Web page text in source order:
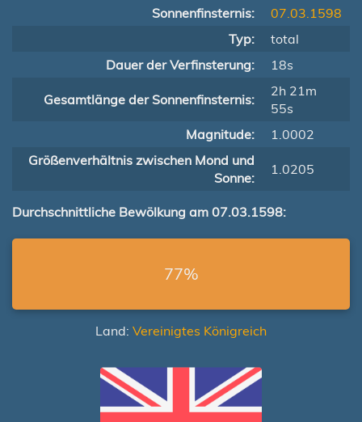
Sonnenfinsternis:
07.03.1598
Typ:
total
Dauer der Verfinsterung:
18s
Gesamtlänge der Sonnenfinsternis:
2h 21m
55s
Magnitude:
1.0002
Größenverhältnis zwischen Mond und
Sonne:
1.0205
Durchschnittliche Bewölkung am 07.03.1598:
77%
Land: Vereinigtes Königreich